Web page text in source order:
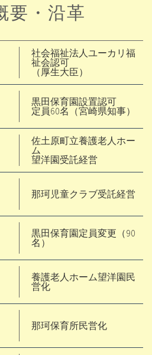
要・沿革
社会福祉法人ユーカリ福
祉会認可
（厚生大臣）
黒田保育園設置認可
定員60名（宮崎県知事）
佐土原町立養護老人ホー
ム
望洋園受託経営
那珂児童クラブ受託経営
黒田保育園定員変更（90
名）
養護老人ホーム望洋園民
営化
那珂保育所民営化